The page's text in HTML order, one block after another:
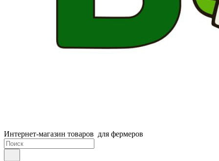
Интернет-магазин товаров для фермеров